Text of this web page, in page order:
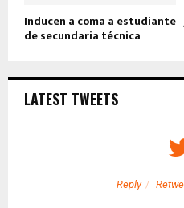
Inducen a coma a estudiante
de secundaria técnica
LATEST TWEETS
Reply